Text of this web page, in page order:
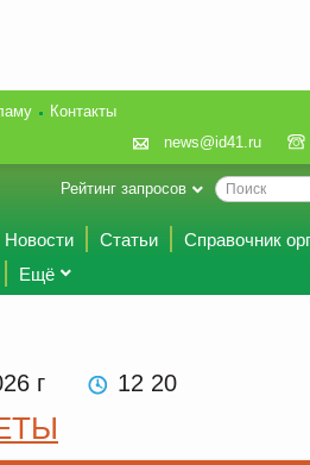
Контакты
news@id41.ru
Рейтинг запросов
Новости Статьи
Справочник
Ещё
г 12:20